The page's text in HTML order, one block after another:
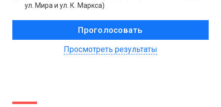
ул. Мира и ул. К. Маркса)
Просмотреть результаты